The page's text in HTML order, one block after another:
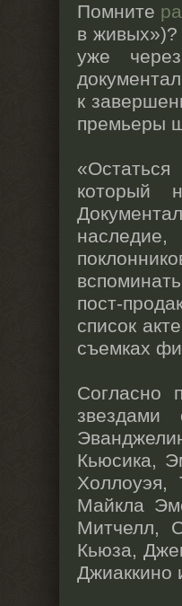
Помните
в
уже
к
премьеры
который
пост-
список
съемках
Согласно
звездами
Кьюсика,
Холлоуэя,
Майкла
Митчелл,
Кьюза,
Джиаккино